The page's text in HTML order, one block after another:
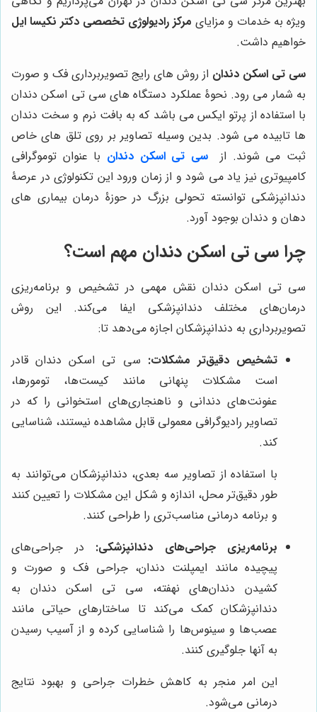
ویژه به خدمات و مزایای مرکز رادیولوژی تخصصی دکتر نکیسا ایل
خواهیم داشت.
سی تی اسکن دندان از روش های رایج تصویربرداری فک و صورت
به شمار می رود. نحوۀ عملکرد دستگاه های سی تی اسکن دندان
با استفاده از پرتو ایکس می باشد که به بافت نرم و سخت دندان
ها تابیده می شود. بدین وسیله تصاویر بر روی تلق های خاص
ثبت می شوند. از
سی تی اسکن دندان با عنوان توموگرافی
کامپیوتری نیز یاد می شود و از زمان ورود این تکنولوژی در عرصۀ
دندانپزشکی توانسته تحولی بزرگ در حوزۀ درمان بیماری های
دهان و دندان بوجود آورد.
چرا سی تی اسکن دندان مهم است؟
سی تی اسکن دندان نقش مهمی در تشخیص و برنامه‌ریزی
درمان‌های مختلف دندانپزشکی ایفا می‌کند. این روش
تصویربرداری به دندانپزشکان اجازه می‌دهد تا:
تشخیص دقیق‌تر مشکلات: سی تی اسکن دندان قادر
است مشکلات پنهانی مانند کیست‌ها، تومورها،
عفونت‌های دندانی و ناهنجاری‌های استخوانی را که در
تصاویر رادیوگرافی معمولی قابل مشاهده نیستند، شناسایی
کند.
با استفاده از تصاویر سه بعدی، دندانپزشکان می‌توانند به
طور دقیق‌تر محل، اندازه و شکل این مشکلات را تعیین کنند
و برنامه درمانی مناسب‌تری را طراحی کنند.
برنامه‌ریزی جراحی‌های دندانپزشکی: در جراحی‌های
پیچیده مانند ایمپلنت دندان، جراحی فک و صورت و
کشیدن دندان‌های نهفته، سی تی اسکن دندان به
دندانپزشکان کمک می‌کند تا ساختارهای حیاتی مانند
عصب‌ها و سینوس‌ها را شناسایی کرده و از آسیب رسیدن
به آنها جلوگیری کنند.
این امر منجر به کاهش خطرات جراحی و بهبود نتایج
درمانی می‌شود.